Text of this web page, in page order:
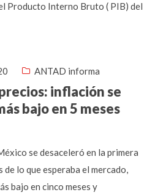
Producto Interno Bruto ( PIB) del
ANTAD informa
inflación se
bajo en 5 meses
se desaceleró en la primera
de lo que esperaba el mercado,
bajo en cinco meses y